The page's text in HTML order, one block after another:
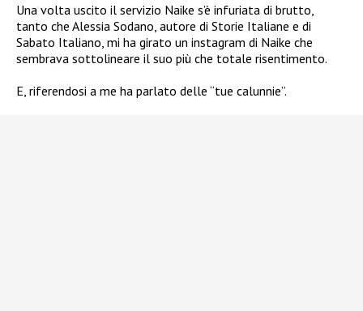
Una volta uscito il servizio Naike s’è infuriata di brutto,
tanto che Alessia Sodano, autore di Storie Italiane e di
Sabato Italiano, mi ha girato un instagram di Naike che
sembrava sottolineare il suo più che totale risentimento.
E, riferendosi a me ha parlato delle “tue calunnie”.